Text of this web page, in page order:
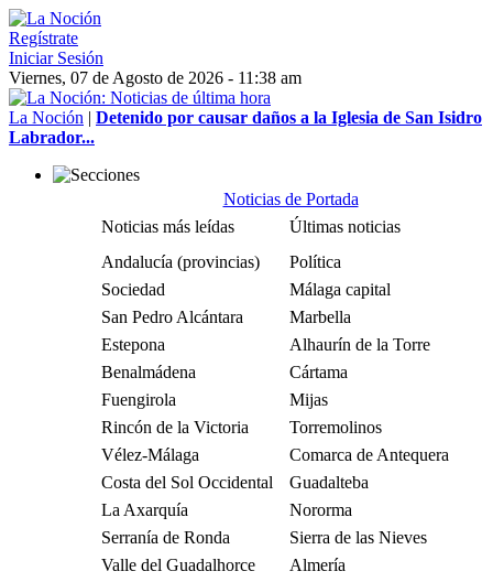
Regístrate
Iniciar Sesión
Viernes, 07 de Agosto de 2026 - 11:38 am
La Noción | Detenido por causar daños a la Iglesia de San Isidro
Labrador...
Noticias de Portada
Noticias más leídas
Últimas noticias
Andalucía (provincias)
Política
Sociedad
Málaga capital
San Pedro Alcántara
Marbella
Estepona
Alhaurín de la Torre
Benalmádena
Cártama
Fuengirola
Mijas
Rincón de la Victoria
Torremolinos
Vélez-Málaga
Comarca de Antequera
Costa del Sol Occidental
Guadalteba
La Axarquía
Nororma
Serranía de Ronda
Sierra de las Nieves
Valle del Guadalhorce
Almería